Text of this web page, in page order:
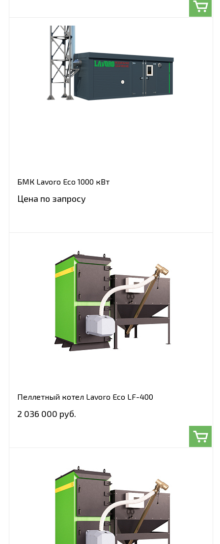
БМК Lavoro Eco 1000 кВт
Цена по запросу
Пеллетный котел Lavoro Eco LF-400
2 036 000 руб.